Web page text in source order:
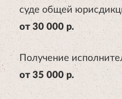
суде общей
от 30 000 р.
Получение
от 35 000 р.